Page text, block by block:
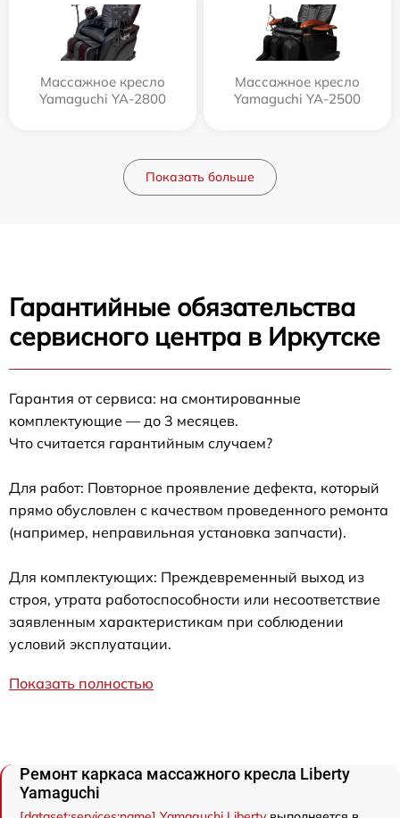
Массажное кресло
Yamaguchi YA-2800
Массажное кресло
Yamaguchi YA-2500
Показать больше
Гарантийные обязательства
сервисного центра в Иркутске
Гарантия от сервиса: на смонтированные
комплектующие — до 3 месяцев.
Что считается гарантийным случаем?
Для работ: Повторное проявление дефекта, который
прямо обусловлен с качеством проведенного ремонта
(например, неправильная установка запчасти).
Для комплектующих: Преждевременный выход из
строя, утрата работоспособности или несоответствие
заявленным характеристикам при соблюдении
условий эксплуатации.
Показать полностью
Ремонт каркаса массажного кресла Liberty
Yamaguchi